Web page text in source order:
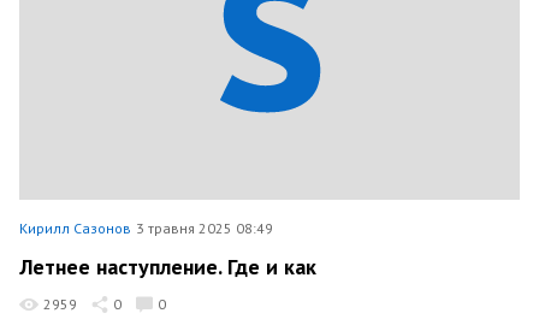
Кирилл Сазонов 3 травня 2025 08:49
Летнее наступление. Где и как
2959 0 0